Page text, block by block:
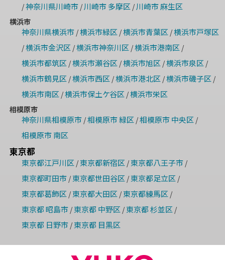
/神奈川県川崎市/ 川崎市 多摩区 / 川崎市 麻生区
横浜市
神奈川県横浜市/横浜市緑区 /横浜市青葉区 /横浜市戸塚区
/横浜市金沢区 /横浜市神奈川区 /横浜市港南区 /
横浜市都筑区 /横浜市瀬谷区 /横浜市旭区 /横浜市泉区 /
横浜市鶴見区 /横浜市西区 /横浜市港北区 /横浜市磯子区 /
横浜市南区 /横浜市保土ケ谷区 /横浜市栄区
相模原市
神奈川県相模原市/相模原市 緑区 /相模原市 中央区 /
相模原市 南区
東京都
東京都江戸川区 / 東京都新宿区 / 東京都八王子市/
東京都町田市/ 東京都世田谷区 / 東京都足立区 /
東京都葛飾区 / 東京都大田区 / 東京都練馬区 /
東京都 昭島市/ 東京都 中野区 / 東京都 杉並区 /
東京都 日野市/ 東京都 目黒区